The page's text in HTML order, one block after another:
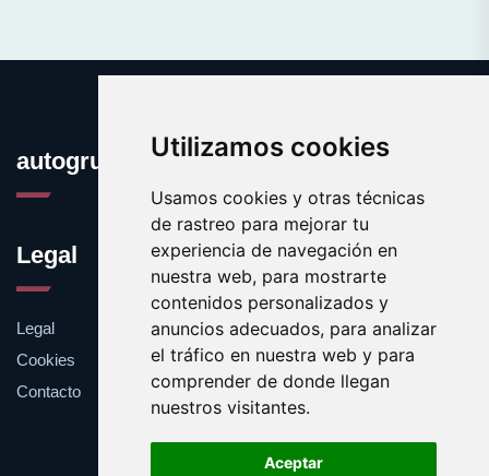
Utilizamos cookies
Usamos cookies y otras técnicas
de rastreo para mejorar tu
experiencia de navegación en
nuestra web, para mostrarte
contenidos personalizados y
anuncios adecuados, para analizar
el tráfico en nuestra web y para
comprender de donde llegan
nuestros visitantes.
Aceptar
autogrua.es
Legal
Legal
Cookies
Contacto